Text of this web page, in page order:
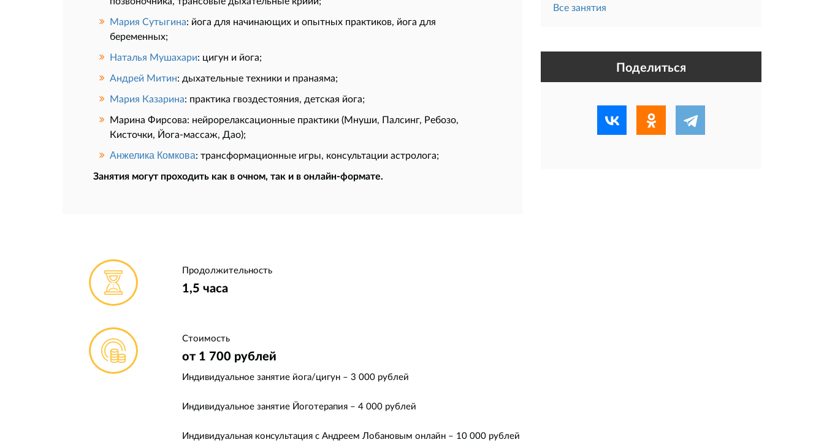
Мария Сутыгина: йога для начинающих и опытных практиков, йога для
беременных;
Наталья Мушахари: цигун и йога;
Андрей Митин: дыхательные техники и пранаяма;
Мария Казарина: практика гвоздестояния, детская йога;
Марина Фирсова: нейрорелаксационные практики (Мнуши, Палсинг, Ребозо,
Кисточки, Йога-массаж, Дао);
Анжелика Комкова: трансформационные игры, консультации астролога;
Занятия могут проходить как в очном, так и в онлайн-формате.
Продолжительность
1,5 часа
Стоимость
от 1 700 рублей
Индивидуальное занятие йога/цигун – 3 000 рублей
Индивидуальное занятие Йоготерапия – 4 000 рублей
Индивидуальная консультация с Андреем Лобановым онлайн – 10 000 рублей
Все занятия
Поделиться